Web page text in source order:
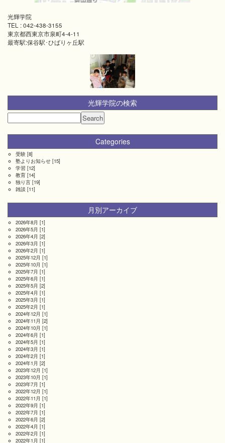
光輝学院
TEL :042-438-3155
東京都西東京市泉町4-4-11
最寄駅:保谷駅･ひばりヶ丘駅
光輝学院の検索
Categories
受験 [8]
塾よりお知らせ [15]
学習 [12]
教育 [14]
独り言 [19]
雑談 [11]
月別アーカイブ
2026年8月 [1]
2026年5月 [1]
2026年4月 [2]
2026年3月 [1]
2026年2月 [1]
2025年12月 [1]
2025年10月 [1]
2025年7月 [1]
2025年6月 [1]
2025年5月 [2]
2025年4月 [1]
2025年3月 [1]
2025年2月 [1]
2024年12月 [1]
2024年11月 [2]
2024年10月 [1]
2024年6月 [1]
2024年5月 [1]
2024年3月 [1]
2024年2月 [1]
2024年1月 [2]
2023年12月 [1]
2023年10月 [1]
2023年7月 [1]
2022年12月 [1]
2022年11月 [1]
2022年9月 [1]
2022年7月 [1]
2022年6月 [2]
2022年4月 [1]
2022年2月 [1]
2022年1月 [1]